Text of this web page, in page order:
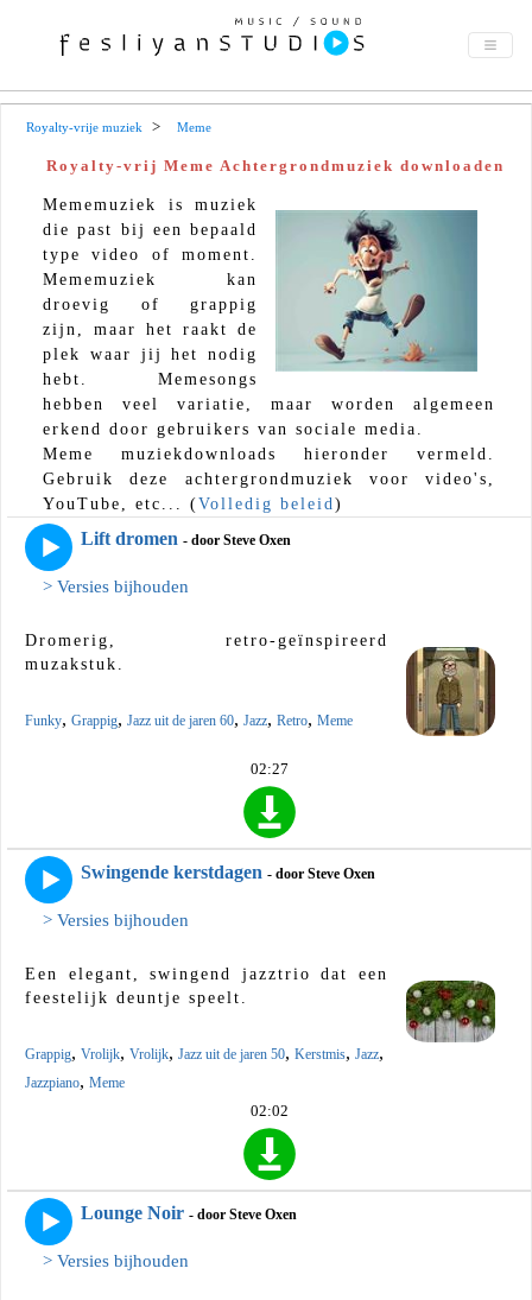
Royalty-vrije muziek Meme
Royalty-vrij Meme Achtergrondmuziek downloaden
Mememuziek is muziek
die past bij een bepaald
type video of moment.
Mememuziek kan
droevig of grappig
zijn, maar het raakt de
plek waar jij het nodig
hebt. Memesongs
hebben veel variatie, maar worden algemeen
erkend door gebruikers van sociale media.
Meme muziekdownloads hieronder vermeld.
Gebruik deze achtergrondmuziek voor video's,
YouTube, etc... (Volledig beleid)
Lift dromen - door Steve Oxen
> Versies bijhouden
Dromerig, retro-geïnspireerd
muzakstuk.
Funky, Grappig, Jazz uit de jaren 60, Jazz, Retro, Meme
02:27
Swingende kerstdagen - door Steve Oxen
> Versies bijhouden
Een elegant, swingend jazztrio dat een
feestelijk deuntje speelt.
Grappig, Vrolijk, Vrolijk, Jazz uit de jaren 50, Kerstmis, Jazz,
Jazzpiano, Meme
02:02
Lounge Noir - door Steve Oxen
> Versies bijhouden